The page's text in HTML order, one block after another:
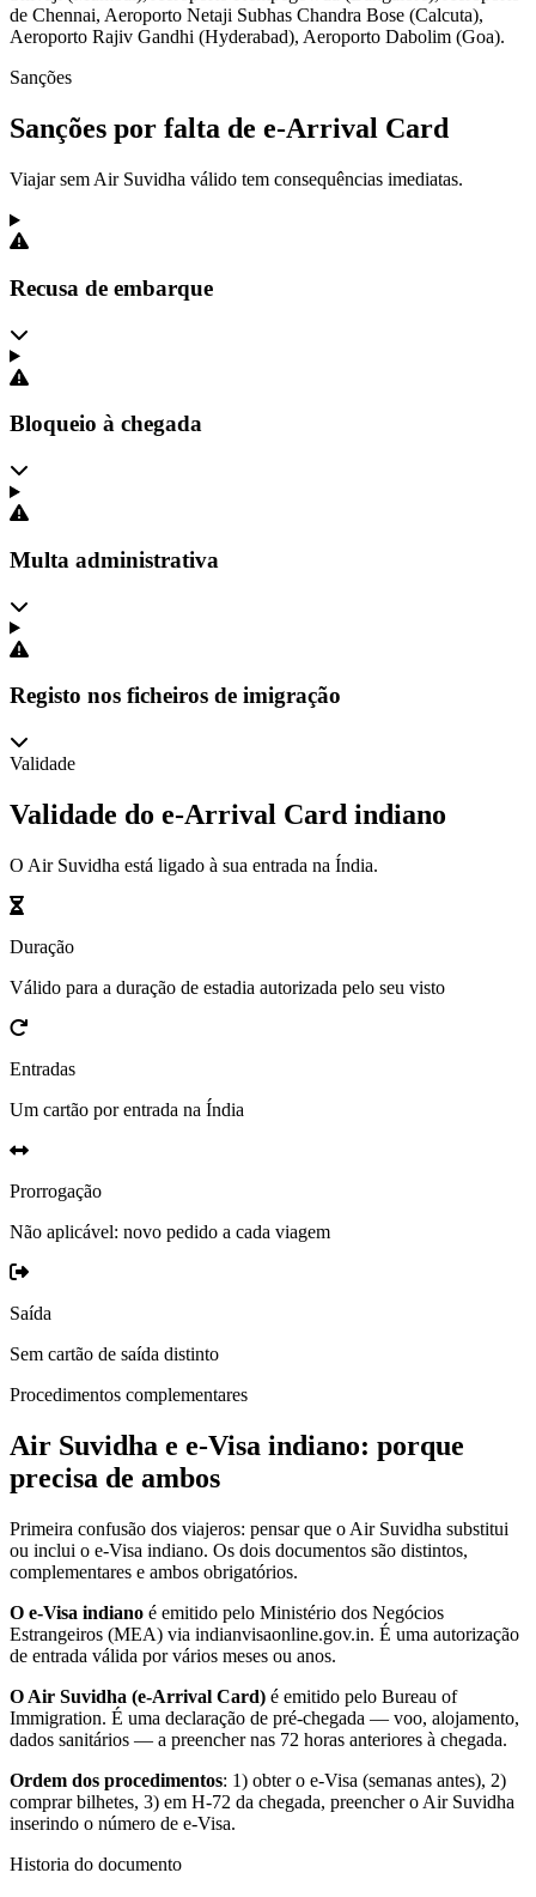
de Chennai, Aeroporto Netaji Subhas Chandra Bose (Calcuta),
Aeroporto Rajiv Gandhi (Hyderabad), Aeroporto Dabolim (Goa).
Sanções
Sanções por falta de e-Arrival Card
Viajar sem Air Suvidha válido tem consequências imediatas.
Recusa de embarque
Bloqueio à chegada
Multa administrativa
Registo nos ficheiros de imigração
Validade
Validade do e-Arrival Card indiano
O Air Suvidha está ligado à sua entrada na Índia.
Duração
Válido para a duração de estadia autorizada pelo seu visto
Entradas
Um cartão por entrada na Índia
Prorrogação
Não aplicável: novo pedido a cada viagem
Saída
Sem cartão de saída distinto
Procedimentos complementares
Air Suvidha e e-Visa indiano: porque
precisa de ambos
Primeira confusão dos viajeros: pensar que o Air Suvidha substitui
ou inclui o e-Visa indiano. Os dois documentos são distintos,
complementares e ambos obrigatórios.
O e-Visa indiano é emitido pelo Ministério dos Negócios
Estrangeiros (MEA) via indianvisaonline.gov.in. É uma autorização
de entrada válida por vários meses ou anos.
O Air Suvidha (e-Arrival Card) é emitido pelo Bureau of
Immigration. É uma declaração de pré-chegada — voo, alojamento,
dados sanitários — a preencher nas 72 horas anteriores à chegada.
Ordem dos procedimentos: 1) obter o e-Visa (semanas antes), 2)
comprar bilhetes, 3) em H-72 da chegada, preencher o Air Suvidha
inserindo o número de e-Visa.
Historia do documento